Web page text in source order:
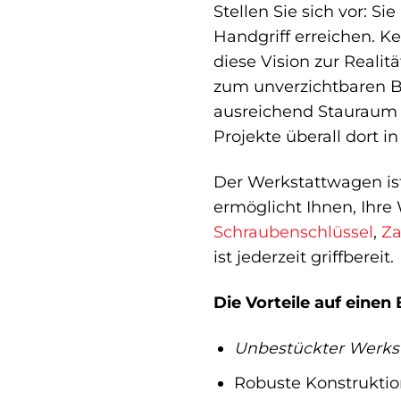
Stellen Sie sich vor:
Handgriff erreichen.
diese Vision zur
zum unverzichtbaren
ausreichend
Projekte überall dort
Der Werkstattwagen
ermöglicht Ihnen, Ihre
Schraubenschlüssel,
ist jederzeit griffbereit.
Die Vorteile auf einen
Unbestückter
Robuste